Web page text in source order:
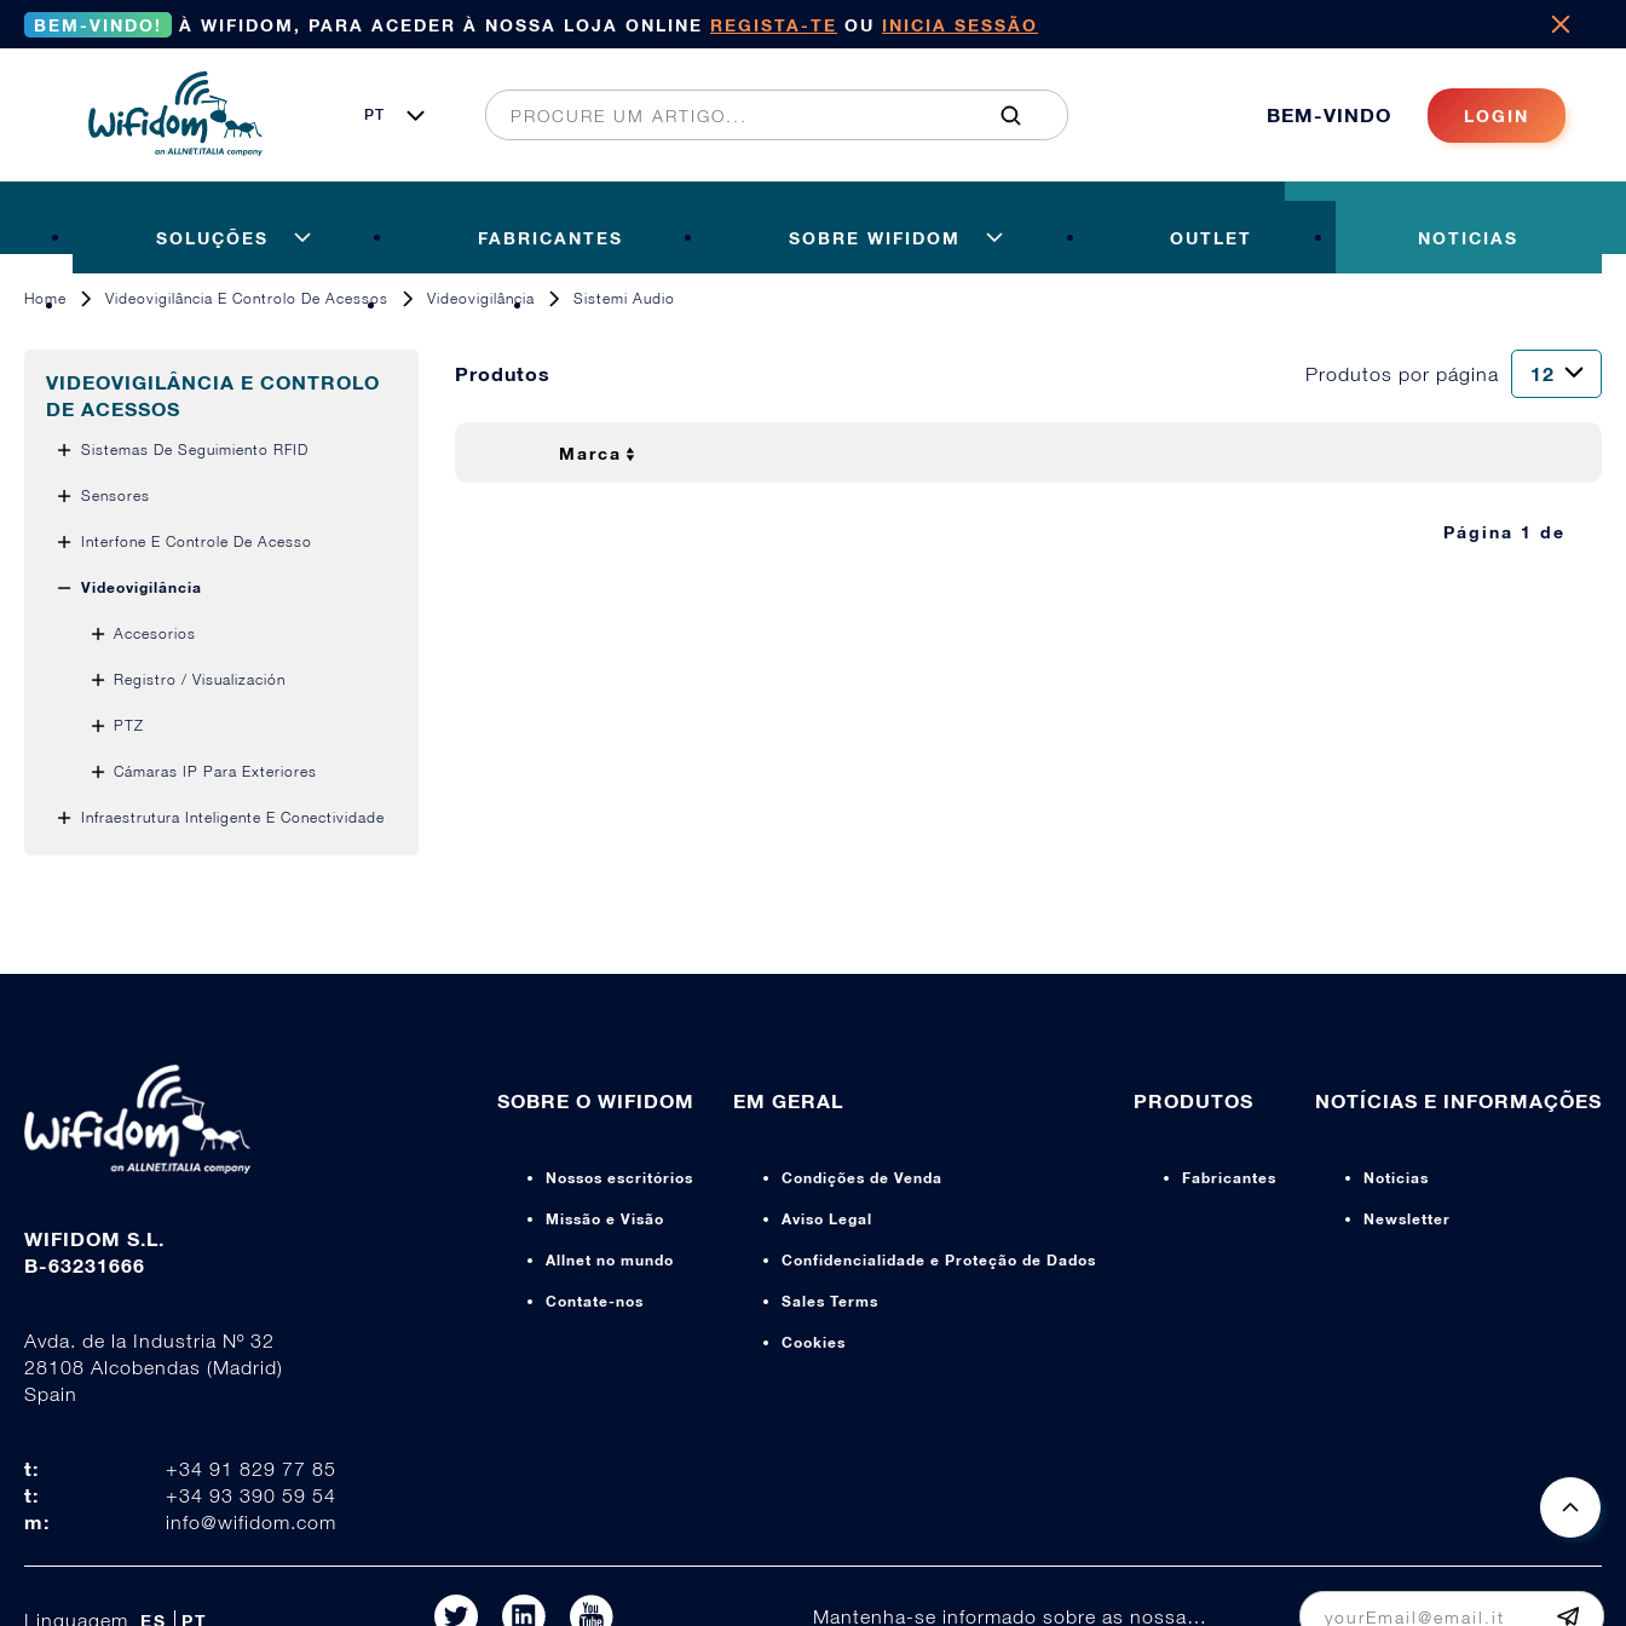
BEM-VINDO! À WIFIDOM, PARA ACEDER À NOSSA LOJA ONLINE REGISTA-TE OU INICIA SESSÃO
BEM-VINDO LOGIN
SOLUÇÕES FABRICANTES SOBRE WIFIDOM OUTLET NOTICIAS
Home Videovigilância E Controlo De Acessos Videovigilância Sistemi Audio
VIDEOVIGILÂNCIA E CONTROLO
DE ACESSOS
Sistemas De Seguimiento RFID
Sensores
Interfone E Controle De Acesso
Videovigilância
Accesorios
Registro / Visualización
PTZ
Cámaras IP Para Exteriores
Infraestrutura Inteligente E Conectividade
Produtos Produtos por página
Marca
Página 1 de
WIFIDOM S.L.
B-63231666
Avda. de la Industria Nº 32
28108 Alcobendas (Madrid)
Spain
t: +34 91 829 77 85
t: +34 93 390 59 54
m: info@wifidom.com
SOBRE O WIFIDOM
Nossos escritórios
Missão e Visão
Allnet no mundo
Contate-nos
EM GERAL
Condições de Venda
Aviso Legal
Confidencialidade e Proteção de Dados
Sales Terms
Cookies
PRODUTOS
Fabricantes
NOTÍCIAS E INFORMAÇÕES
Noticias
Newsletter
Linguagem ES PT Mantenha-se informado sobre as nossas promoções e ofertas